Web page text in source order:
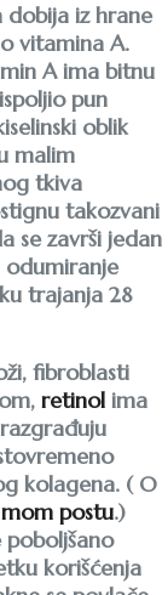
dobija iz hrane
vitamina A.
A ima bitnu
pun
oblik
malim
tkiva
takozvani
se završi jedan
odumiranje
trajanja 28
fibroblasti
retinol ima
kolagena. ( O
postu.)
poboljšano
korišćenja